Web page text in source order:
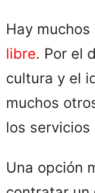
Hay
libre. Por el
cultura y el
muchos
los servicios
Una opción